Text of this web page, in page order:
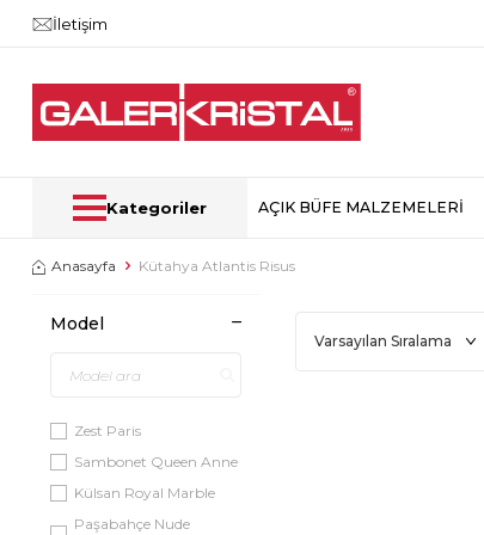
İletişim
Kategoriler AÇIK BÜFE MALZEMELERİ
Anasayfa Kütahya Atlantis Risus
Model
Zest Paris
Sambonet Queen Anne
Külsan Royal Marble
Paşabahçe Nude